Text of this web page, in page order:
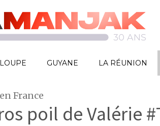
GUYANE LA RÉUNION
France
poil de Valérie